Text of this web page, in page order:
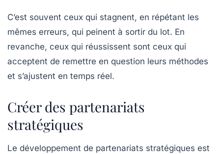
C’est souvent ceux qui stagnent, en répétant les
mêmes erreurs, qui peinent à sortir du lot. En
revanche, ceux qui réussissent sont ceux qui
acceptent de remettre en question leurs méthodes
et s’ajustent en temps réel.
Créer des partenariats
stratégiques
Le développement de partenariats stratégiques est